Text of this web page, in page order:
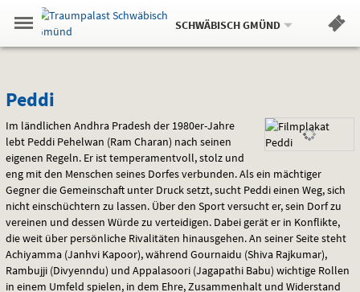
Springe
zum
,zum
.
Navigation
Menü
Gehe
zur
Standortauswahl
Standort:
SCHWÄBISCH GMÜND.
Weitere
Hinweis
Peddi
Peddi
Im ländlichen Andhra Pradesh der 1980er-Jahre
lebt Peddi Pehelwan (Ram Charan) nach seinen
eigenen Regeln. Er ist temperamentvoll, stolz und
eng mit den Menschen seines Dorfes verbunden. Als ein mächtiger
Gegner die Gemeinschaft unter Druck setzt, sucht Peddi einen Weg, sich
nicht einschüchtern zu lassen. Über den Sport versucht er, sein Dorf zu
vereinen und dessen Würde zu verteidigen. Dabei gerät er in Konflikte,
die weit über persönliche Rivalitäten hinausgehen. An seiner Seite steht
Achiyamma (Janhvi Kapoor), während Gournaidu (Shiva Rajkumar),
Rambujji (Divyenndu) und Appalasoori (Jagapathi Babu) wichtige Rollen
in einem Umfeld spielen, in dem Ehre, Zusammenhalt und Widerstand